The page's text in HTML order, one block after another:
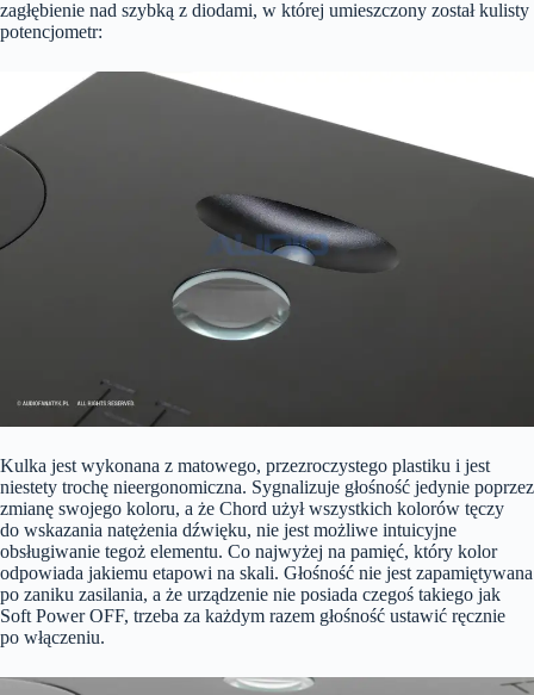
zagłębienie nad szybką z diodami, w której umieszczony został kulisty
potencjometr:
Kulka jest wykonana z matowego, przezroczystego plastiku i jest
niestety trochę nieergonomiczna. Sygnalizuje głośność jedynie poprzez
zmianę swojego koloru, a że Chord użył wszystkich kolorów tęczy
do wskazania natężenia dźwięku, nie jest możliwe intuicyjne
obsługiwanie tegoż elementu. Co najwyżej na pamięć, który kolor
odpowiada jakiemu etapowi na skali. Głośność nie jest zapamiętywana
po zaniku zasilania, a że urządzenie nie posiada czegoś takiego jak
Soft Power OFF, trzeba za każdym razem głośność ustawić ręcznie
po włączeniu.